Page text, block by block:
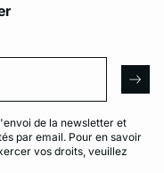
de la newsletter et
par email. Pour en savoir
vos droits, veuillez